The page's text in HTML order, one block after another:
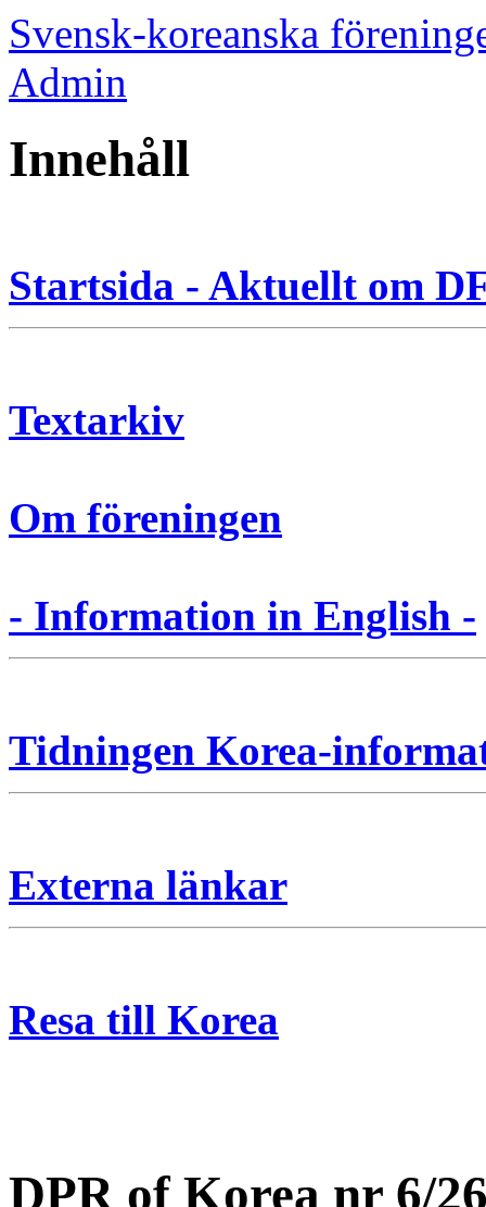
Svensk-koreanska
Admin
Innehåll
Startsida - Aktuellt om
Textarkiv
Om föreningen
- Information in English -
Tidningen Korea-
Externa länkar
Resa till Korea
DPR of Korea nr 6/